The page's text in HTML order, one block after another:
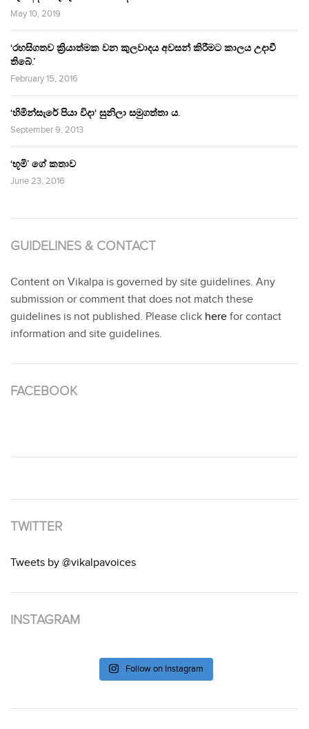
May 10, 2019
‘රහසිගතව ක්‍රියාත්මක වන කුලවාදය අවසන් කිරීමට කාලය උදාවී
තිබේ.’
February 15, 2016
‘හිමින්සැරේ පියා විදා‘ සුනිලා සමුගත්තා ය.
September 9, 2013
‘භූමි’ ගේ කතාව
June 23, 2016
GUIDELINES & CONTACT
Content on Vikalpa is governed by site guidelines. Any
submission or comment that does not match these
guidelines is not published. Please click here for contact
information and site guidelines.
FACEBOOK
TWITTER
Tweets by @vikalpavoices
INSTAGRAM
Follow on Instagram